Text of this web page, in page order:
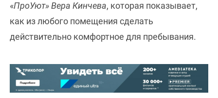
«ПроУют» Вера Кинчева, которая показывает,
как из любого помещения сделать
действительно комфортное для пребывания.